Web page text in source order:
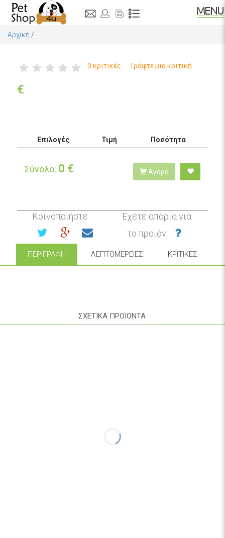
Αρχική /
0 κριτικές Γράψτε μια κριτική
€
Επιλογές Τιμή Ποσότητα
Σύνολο: 0 € Αγορά
Κοινοποιήστε
Έχετε απορία για
το προϊόν;
ΠΕΡΙΓΡΑΦΉ ΛΕΠΤΟΜΈΡΕΙΕΣ ΚΡΙΤΙΚΈΣ
ΣΧΕΤΙΚΑ ΠΡΟΪΟΝΤΑ